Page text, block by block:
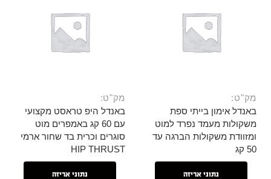
מק"ט:
באנדל אימון בייתי ספת
משקולות מעמד נפרד למוט
ומזוודת משקולות הברגה עד
50 קג
נתוני אריזה
מק"ט:
באנדל היפ טראסט מקצועי
עם 60 קג באמפרים מוט
סוגרים וכרית בד שחור ארמי
HIP THRUST
נתוני אריזה